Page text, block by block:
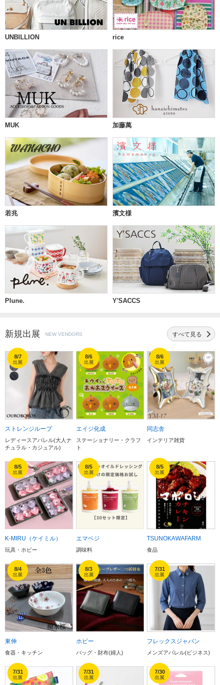
UNBILLION rice
MUK 加藤萬
若兆 濱文様
Plune. Y'SACCS
新規出展 NEW VENDORS すべて 見る
8/7
出展
ストレンジループ
レディースアパレル(大人ナ
チュラル・カジュアル)
8/6
出展
エイジ化成
ステーショナリー・クラフ
ト
8/6
出展
同志舎
インテリア雑貨
8/5
出展
K-MIRU（ケイミル）
玩具・ホビー
8/5
出展
エマベジ
調味料
8/5
出展
TSUNOKAWAFARM
食品
8/4
出展
東伸
食器・キッチン
8/3
出展
ホビー
バッグ・財布(婦人)
7/31
出展
フレックスジャパン
メンズアパレル(ビジネス)
7/31
出展
7/31
出展
7/30
出展